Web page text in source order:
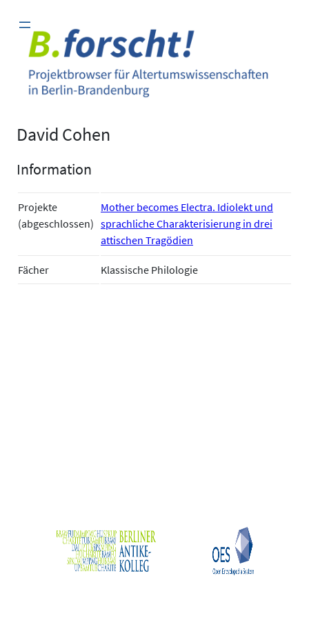
Inhalt
springen
David Cohen
Information
Projekte
(abgeschlossen)
Mother becomes Electra. Idiolekt und
sprachliche Charakterisierung in drei
attischen Tragödien
Fächer Klassische Philologie